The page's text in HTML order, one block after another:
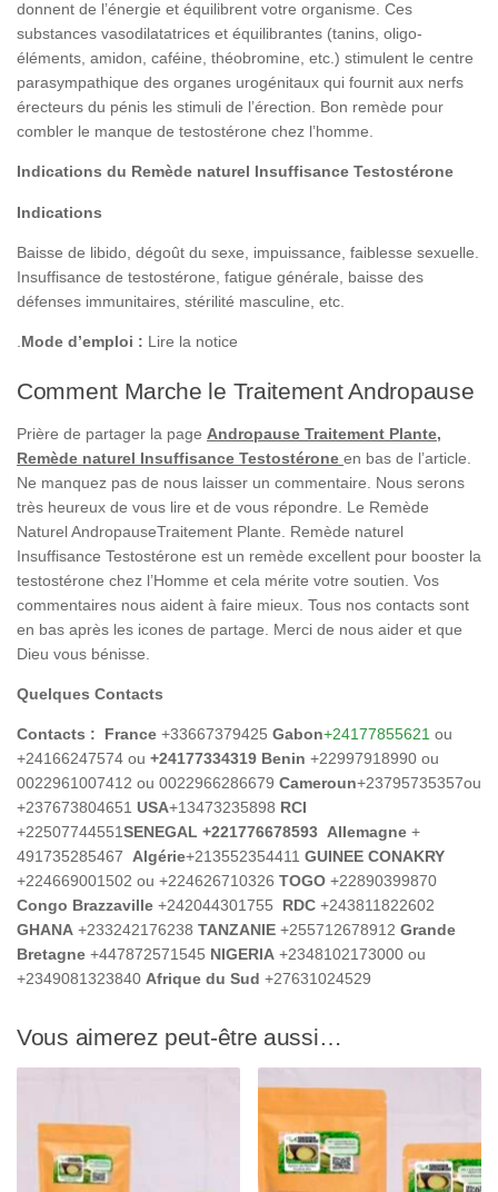
donnent de l’énergie et équilibrent votre organisme. Ces
substances vasodilatatrices et équilibrantes (tanins, oligo-
éléments, amidon, caféine, théobromine, etc.) stimulent le centre
parasympathique des organes urogénitaux qui fournit aux nerfs
érecteurs du pénis les stimuli de l’érection. Bon remède pour
combler le manque de testostérone chez l’homme.
Indications du Remède naturel Insuffisance Testostérone
Indications
Baisse de libido, dégoût du sexe, impuissance, faiblesse sexuelle.
Insuffisance de testostérone, fatigue générale, baisse des
défenses immunitaires, stérilité masculine, etc.
Mode d’emploi : Lire la notice
Comment Marche le Traitement Andropause
Prière de partager la page Andropause Traitement Plante,
Remède naturel Insuffisance Testostérone en bas de l’article.
Ne manquez pas de nous laisser un commentaire. Nous serons
très heureux de vous lire et de vous répondre. Le Remède
Naturel AndropauseTraitement Plante. Remède naturel
Insuffisance Testostérone est un remède excellent pour booster la
testostérone chez l’Homme et cela mérite votre soutien. Vos
commentaires nous aident à faire mieux. Tous nos contacts sont
en bas après les icones de partage. Merci de nous aider et que
Dieu vous bénisse.
Quelques Contacts
Contacts : France +33667379425 Gabon+24177855621 ou
+24166247574 ou +24177334319 Benin +22997918990 ou
0022961007412 ou 0022966286679 Cameroun+23795735357ou
+237673804651 USA+13473235898 RCI
+22507744551SENEGAL +221776678593 Allemagne +
491735285467 Algérie+213552354411 GUINEE CONAKRY
+224669001502 ou +224626710326 TOGO +22890399870
Congo Brazzaville +242044301755 RDC +243811822602
GHANA +233242176238 TANZANIE +255712678912 Grande
Bretagne +447872571545 NIGERIA +2348102173000 ou
+2349081323840 Afrique du Sud +27631024529
Vous aimerez peut-être aussi…